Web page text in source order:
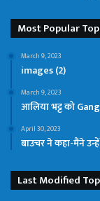
Most Popular
March 9, 2023
images (2)
March 9, 2023
आलिया भट्ट को
April 30, 2023
बाउचर ने कहा-मैंने
Last Modified